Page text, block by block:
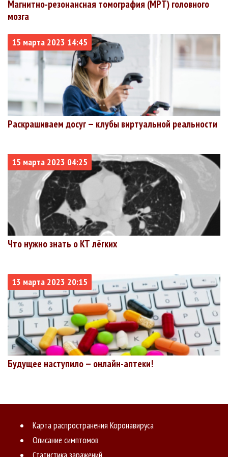
Чукотский
автономный
3192 2949 40 1.25%
Магнитно-резонансная томография (МРТ) головного
мозга
15 марта 2023 14:45
Раскрашиваем досуг — клубы виртуальной реальности
15 марта 2023 04:25
Что нужно знать о КТ лёгких
13 марта 2023 20:15
Будущее наступило — онлайн-аптеки!
Карта распространения Коронавируса
Описание симптомов